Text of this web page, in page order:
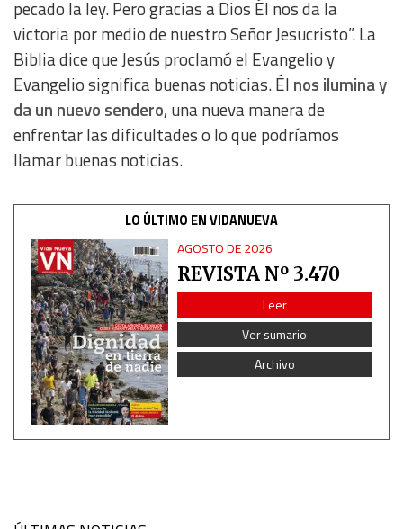
pecado la ley. Pero gracias a Dios Él nos da la
victoria por medio de nuestro Señor Jesucristo”. La
Biblia dice que Jesús proclamó el Evangelio y
Evangelio significa buenas noticias. Él nos ilumina y
da un nuevo sendero, una nueva manera de
enfrentar las dificultades o lo que podríamos
llamar buenas noticias.
LO ÚLTIMO EN VIDANUEVA
AGOSTO DE 2026
REVISTA Nº 3.470
Leer
Ver sumario
Archivo